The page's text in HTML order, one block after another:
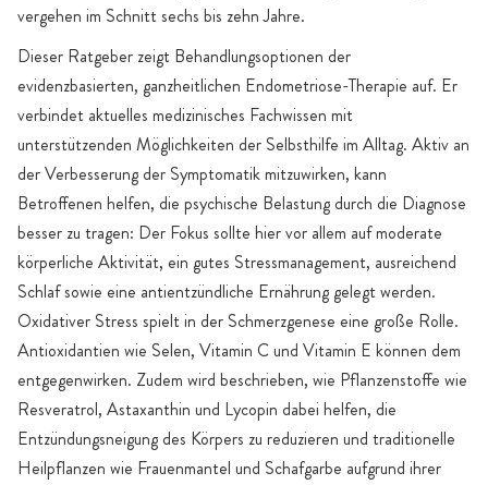
vergehen im Schnitt sechs bis zehn Jahre.
Dieser Ratgeber zeigt Behandlungsoptionen der
evidenzbasierten, ganzheitlichen Endometriose-Therapie auf. Er
verbindet aktuelles medizinisches Fachwissen mit
unterstützenden Möglichkeiten der Selbsthilfe im Alltag. Aktiv an
der Verbesserung der Symptomatik mitzuwirken, kann
Betroffenen helfen, die psychische Belastung durch die Diagnose
besser zu tragen: Der Fokus sollte hier vor allem auf moderate
körperliche Aktivität, ein gutes Stressmanagement, ausreichend
Schlaf sowie eine antientzündliche Ernährung gelegt werden.
Oxidativer Stress spielt in der Schmerzgenese eine große Rolle.
Antioxidantien wie Selen, Vitamin C und Vitamin E können dem
entgegenwirken. Zudem wird beschrieben, wie Pflanzenstoffe wie
Resveratrol, Astaxanthin und Lycopin dabei helfen, die
Entzündungsneigung des Körpers zu reduzieren und traditionelle
Heilpflanzen wie Frauenmantel und Schafgarbe aufgrund ihrer